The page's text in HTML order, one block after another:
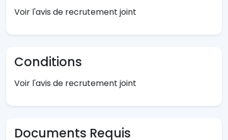
Voir l'avis de recrutement joint
Conditions
Voir l'avis de recrutement joint
Documents Requis